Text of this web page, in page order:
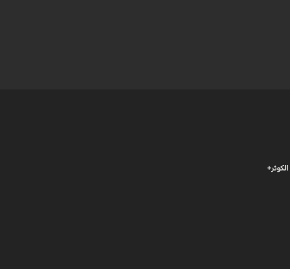
الكوثر+